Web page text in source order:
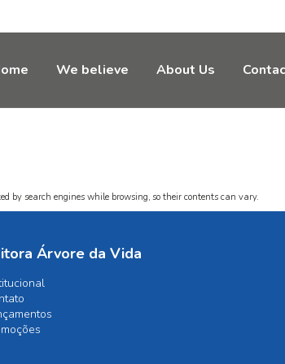
We believe About Us
by search engines while browsing, so their contents can vary.
Árvore da Vida